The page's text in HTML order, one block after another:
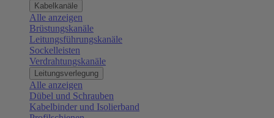
Kabelkanäle
Alle anzeigen
Brüstungskanäle
Leitungsführungskanäle
Sockelleisten
Verdrahtungskanäle
Leitungsverlegung
Alle anzeigen
Dübel und Schrauben
Kabelbinder und Isolierband